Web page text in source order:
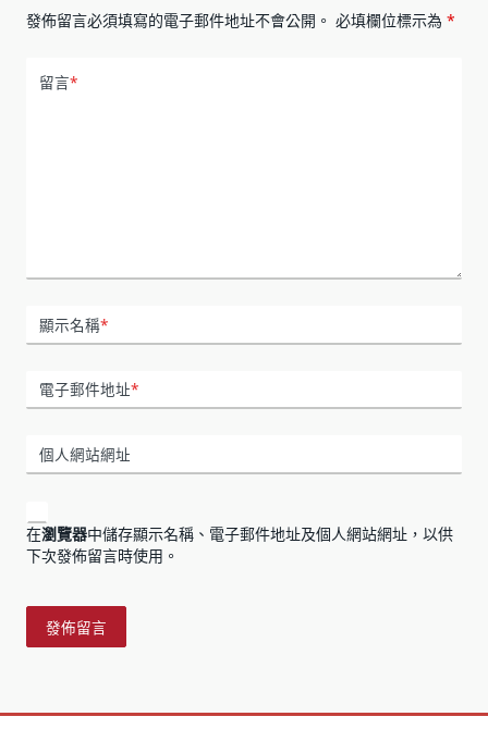
發佈留言必須填寫的電子郵件地址不會公開。 必填欄位標示為 *
留言*
顯示名稱*
電子郵件地址*
個人網站網址
在瀏覽器中儲存顯示名稱、電子郵件地址及個人網站網址，以供
下次發佈留言時使用。